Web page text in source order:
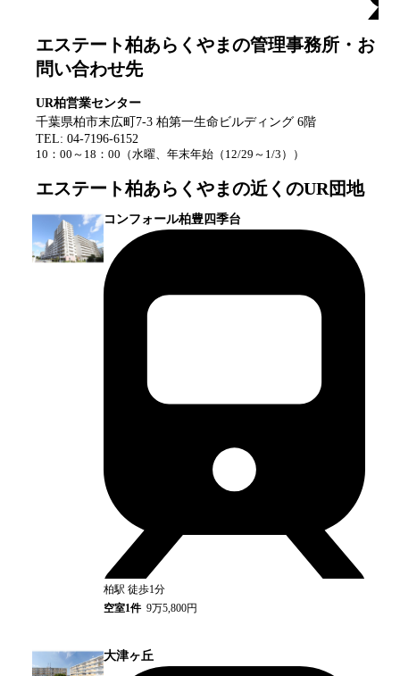
エステート柏あらくやまの管理事務所・お
問い合わせ先
UR柏営業センター
千葉県柏市末広町7-3 柏第一生命ビルディング 6階
TEL: 04-7196-6152
10：00～18：00 （水曜、年末年始（12/29～1/3） ）
エステート柏あらくやまの近くのUR団地
コンフォール柏豊四季台
柏駅 徒歩1分
空室1件 9万5,800円
大津ヶ丘